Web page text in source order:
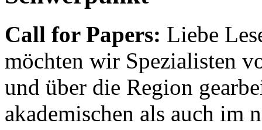
Call for Papers: Liebe
möchten wir Spezialisten
und über die Region
akademischen als auch im